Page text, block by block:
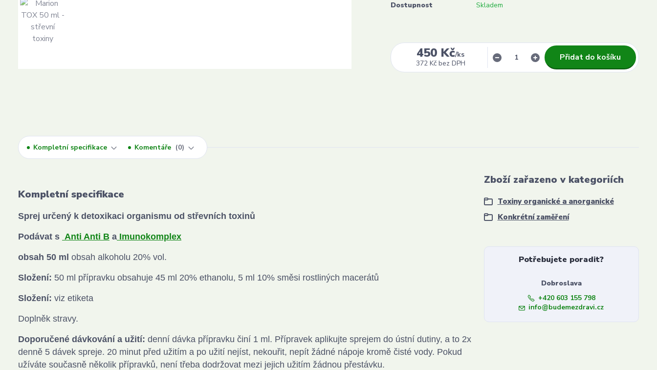
Dostupnost Skladem
450 Kč/ks
372 Kč bez DPH
Přidat do košíku
Kompletní specifikace Komentáře 0
Kompletní specifikace
Sprej určený k detoxikaci organismu od střevních toxinů
Podávat s Anti Anti B a Imunokomplex
obsah 50 ml obsah alkoholu 20% vol.
Složení: 50 ml přípravku obsahuje 45 ml 20% ethanolu, 5 ml 10% směsi rostliných macerátů
Složení: viz etiketa
Doplněk stravy.
Doporučené dávkování a užití: denní dávka přípravku činí 1 ml. Přípravek aplikujte sprejem do ústní dutiny, a to 2x
denně 5 dávek spreje. 20 minut před užitím a po užití nejíst, nekouřit, nepít žádné nápoje kromě čisté vody. Pokud
užíváte současně několik přípravků, není třeba dodržovat mezi jejich užitím žádnou přestávku.
Zboží zařazeno v kategoriích
Toxiny organické a anorganické
Konkrétní zaměření
Potřebujete poradit?
Dobroslava
+420 603 155 798
info@budemezdravi.cz